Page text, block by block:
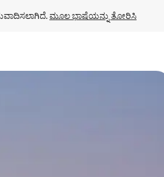
ಮೂಲ ಭಾಷೆಯನ್ನು ತೋರಿಸಿ